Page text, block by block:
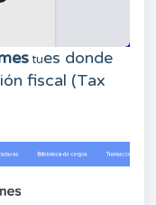
tues donde
fiscal (Tax